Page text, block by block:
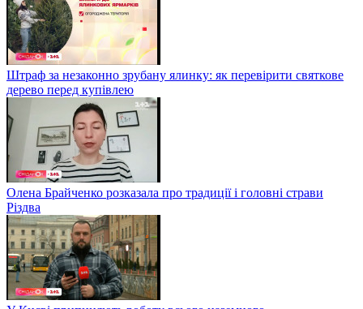
Штраф за незаконно зрубану ялинку: як перевірити святкове
дерево перед купівлею
Олена Брайченко розказала про традиції і головні страви
Різдва